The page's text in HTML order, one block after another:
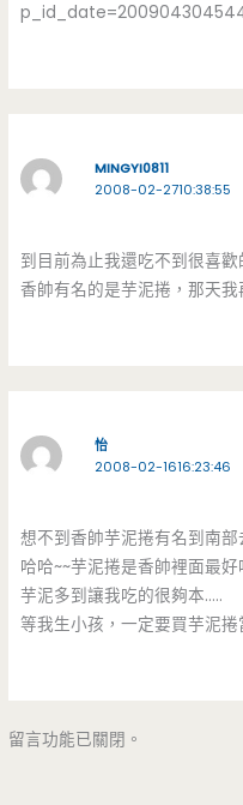
MINGYI0811
2008-02-2710:38:55
到目前為止我還吃不到很喜
香帥有名的是芋泥捲，那天我
怡
2008-02-1616:23:46
想不到香帥芋泥捲有名到南部
哈哈~~芋泥捲是香帥裡面最
芋泥多到讓我吃的很夠本…..
等我生小孩，一定要買芋泥捲
留言功能已關閉。